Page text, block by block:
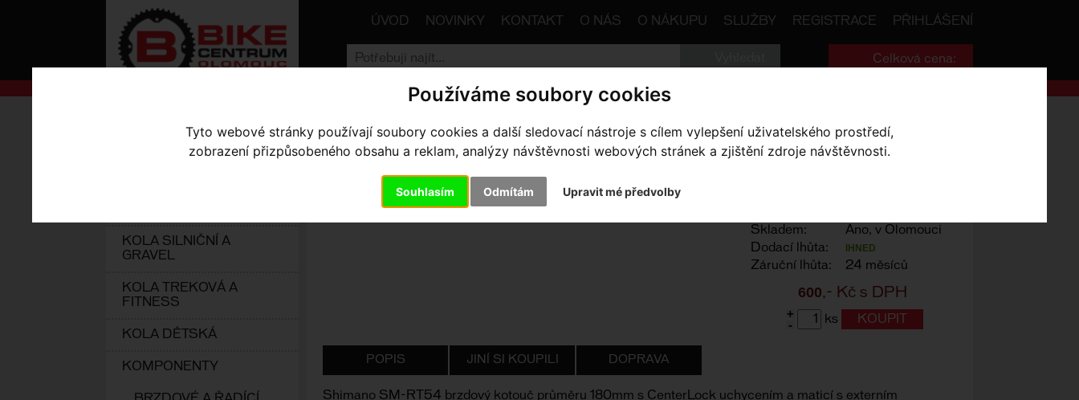
Používáme soubory cookies
Tyto webové stránky používají soubory cookies a další sledovací nástroje s cílem vylepšení uživatelského prostředí,
zobrazení přizpůsobeného obsahu a reklam, analýzy návštěvnosti webových stránek a zjištění zdroje návštěvnosti.
Souhlasím Odmítám Upravit mé předvolby
ÚVOD NOVINKY KONTAKT O NÁS O NÁKUPU SLUŽBY REGISTRACE PŘIHLÁŠENÍ
Celková cena:
KOLA S-WORKS
KOLA SILNIČNÍ A
GRAVEL
KOLA TREKOVÁ A
FITNESS
KOLA DĚTSKÁ
KOMPONENTY
BRZDOVÝ KOTOUČ SHIMANO SM-RT54 180MM
Skladem:
Ano, v Olomouci
Dodací lhůta:
IHNED
Záruční lhůta: 24 měsíců
600,- Kč s DPH
+
-
ks
POPIS JINÍ SI KOUPILI DOPRAVA
Shimano SM-RT54 brzdový kotouč průměru 180mm s CenterLock uchycením a maticí s externím